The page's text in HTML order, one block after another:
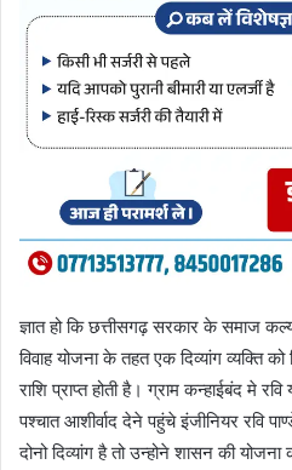
ज्ञात हो कि छत्तीसगढ़ सरकार के समाज
विवाह योजना के तहत एक दिव्यांग व्यक्ति
राशि प्राप्त होती है। ग्राम कन्हाईबंद मे
पश्चात आशीर्वाद देने पहुंचे इंजीनियर रवि
दोनो दिव्यांग है तो उन्होने शासन की